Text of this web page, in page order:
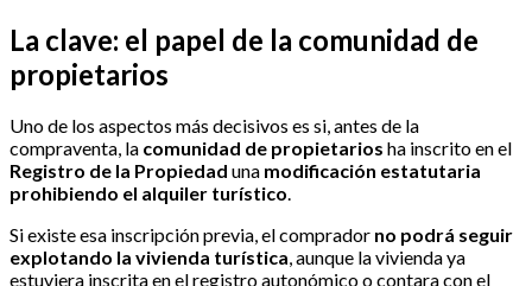
La clave: el papel de la comunidad de
propietarios
Uno de los aspectos más decisivos es si, antes de la
compraventa, la comunidad de propietarios ha inscrito en el
Registro de la Propiedad una modificación estatutaria
prohibiendo el alquiler turístico.
Si existe esa inscripción previa, el comprador no podrá seguir
explotando la vivienda turística, aunque la vivienda ya
estuviera inscrita en el registro autonómico o contara con el